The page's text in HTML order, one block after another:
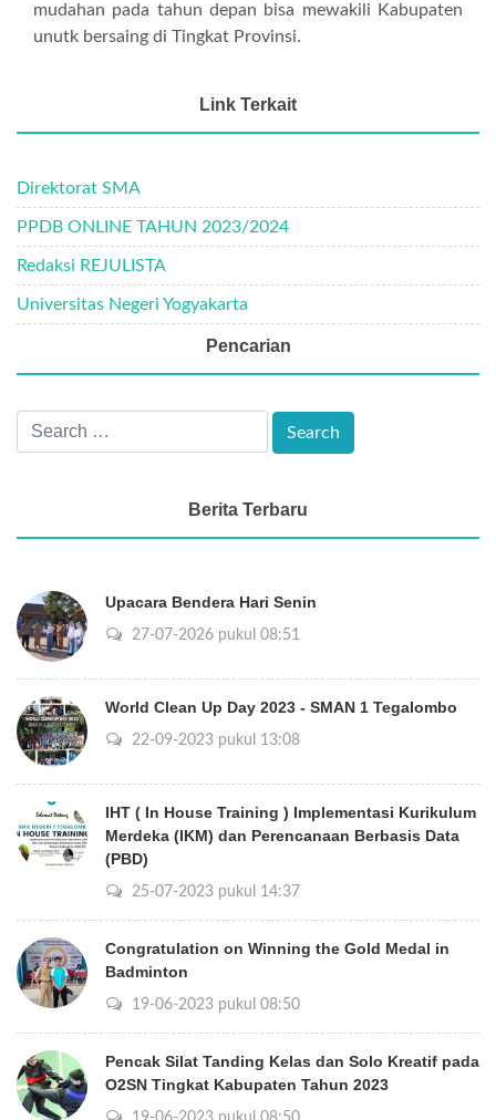
mudahan pada tahun depan bisa mewakili Kabupaten
unutk bersaing di Tingkat Provinsi.
Link Terkait
Direktorat SMA
PPDB ONLINE TAHUN 2023/2024
Redaksi REJULISTA
Universitas Negeri Yogyakarta
Pencarian
Berita Terbaru
Upacara Bendera Hari Senin
27-07-2026 pukul 08:51
World Clean Up Day 2023 - SMAN 1 Tegalombo
22-09-2023 pukul 13:08
IHT ( In House Training ) Implementasi Kurikulum
Merdeka (IKM) dan Perencanaan Berbasis Data
(PBD)
25-07-2023 pukul 14:37
Congratulation on Winning the Gold Medal in
Badminton
19-06-2023 pukul 08:50
Pencak Silat Tanding Kelas dan Solo Kreatif pada
O2SN Tingkat Kabupaten Tahun 2023